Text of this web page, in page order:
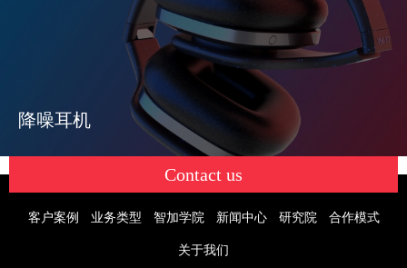
降噪耳机
Contact us
客户案例 业务类型 智加学院 新闻中心 研究院
合作模式
关于我们